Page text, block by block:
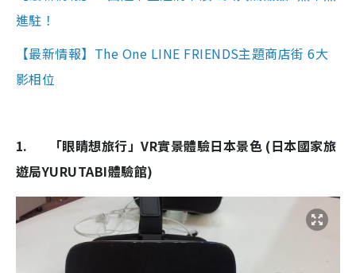
進駐！
【最新情報】The One LINE FRIENDS主題商店街 6大
影相位
1.
「眼睛想旅行」VR實景體驗日本景色 (日本國家旅
遊局YURUTABI體驗館)